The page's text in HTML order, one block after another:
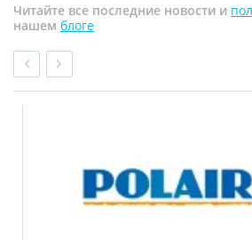
Читайте все последние новости и
нашем блоге